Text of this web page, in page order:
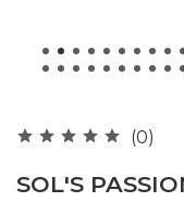
(0)
SOL'S